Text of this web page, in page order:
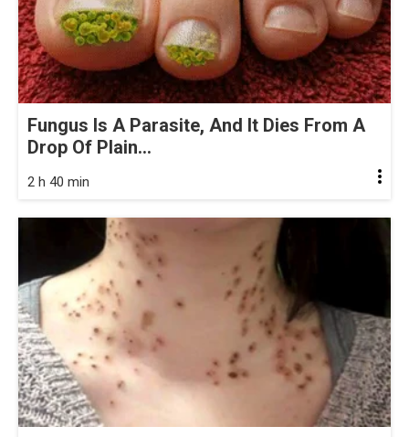
Fungus Is A Parasite, And It Dies From A
Drop Of Plain...
2 h 40 min